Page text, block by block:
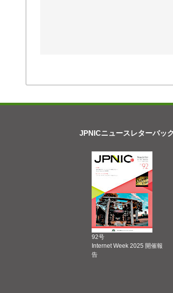
JPNICニュースレターバッ
92号
Internet Week 2025 開催報
告